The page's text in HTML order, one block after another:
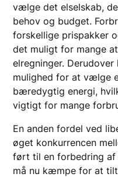
vælge det elselskab,
behov og budget.
forskellige prispakker
det muligt for mange
elregninger.
mulighed for at vælge
bæredygtig energi,
vigtigt for mange
En anden fordel ved
øget konkurrencen
ført til en forbedring af
må nu kæmpe for at